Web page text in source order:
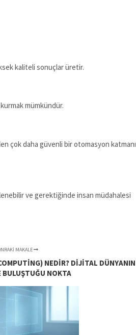
kaliteli sonuçlar üretir.
mümkündür.
çok daha güvenli bir otomasyon katmanı
ve gerektiğinde insan müdahalesi
MAKALE
NEDIR? DIJITAL DÜNYANIN
BULUŞTUĞU NOKTA